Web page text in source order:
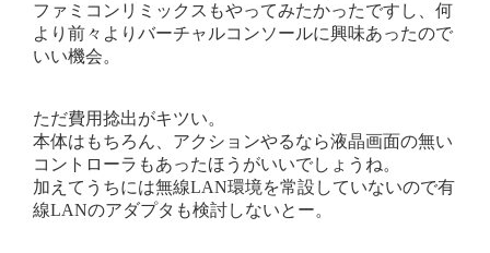
ファミコンリミックスもやってみたかったですし、何
より前々よりバーチャルコンソールに興味あったので
いい機会。
ただ費用捻出がキツい。
本体はもちろん、アクションやるなら液晶画面の無い
コントローラもあったほうがいいでしょうね。
加えてうちには無線LAN環境を常設していないので有
線LANのアダプタも検討しないとー。